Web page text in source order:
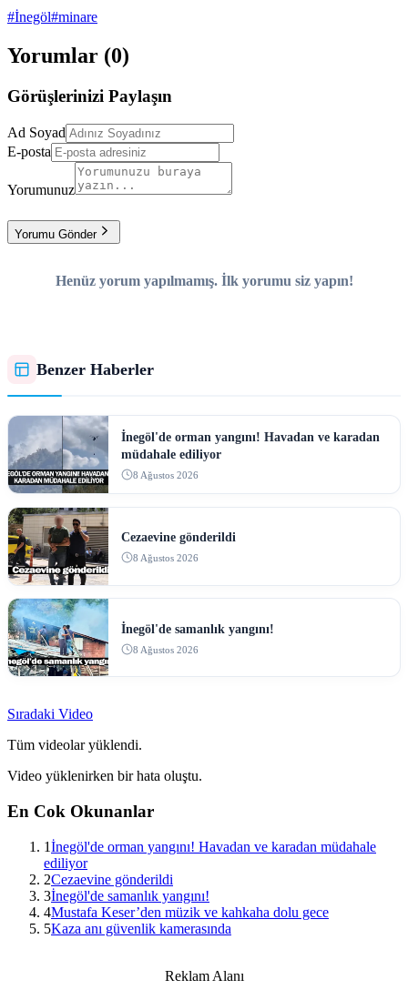
#İnegöl#minare
Yorumlar (0)
Görüşlerinizi Paylaşın
Ad Soyad
E-posta
Yorumunuz
Yorumu Gönder
Henüz yorum yapılmamış. İlk yorumu siz yapın!
Benzer Haberler
İnegöl'de orman yangını! Havadan ve karadan
müdahale ediliyor
8 Ağustos 2026
Cezaevine gönderildi
8 Ağustos 2026
İnegöl'de samanlık yangını!
8 Ağustos 2026
Sıradaki Video
Tüm videolar yüklendi.
Video yüklenirken bir hata oluştu.
En Cok Okunanlar
1İnegöl'de orman yangını! Havadan ve karadan müdahale
ediliyor
2Cezaevine gönderildi
3İnegöl'de samanlık yangını!
4Mustafa Keser’den müzik ve kahkaha dolu gece
5Kaza anı güvenlik kamerasında
Reklam Alanı